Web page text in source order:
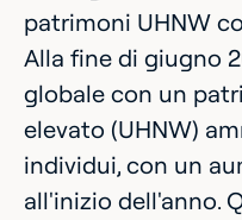
patrimoni UHNW
Alla fine di giugno
globale con un
elevato (UHNW)
individui, con un
all'inizio dell'anno.